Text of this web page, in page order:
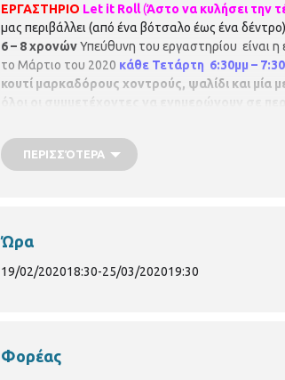
ΕΡΓΑΣΤΗΡΙΟ Let it Roll(Άστο να κυλήσει την
μας περιβάλλει (από ένα βότσαλο έως ένα
6 – 8 χρονώνΥπεύθυνη του εργαστηρίου είναι η
το Μάρτιο του 2020 κάθε Τετάρτη 6:30μμ –
κουτί μαρκαδόρους χοντρούς, ψαλίδι και μία
όλοι οι συμμετέχοντες να ενημερώνουν σε
ΠΕΡΙΣΣΌΤΕΡΑ
Ώρα
19/02/202018:30-25/03/202019:30
Φορέας